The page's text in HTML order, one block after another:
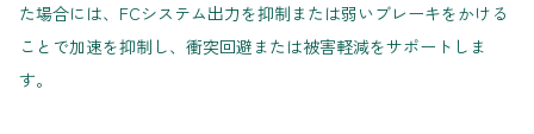
た場合には、FCシステム出力を抑制または弱いブレーキをかける
ことで加速を抑制し、衝突回避または被害軽減をサポートしま
す。